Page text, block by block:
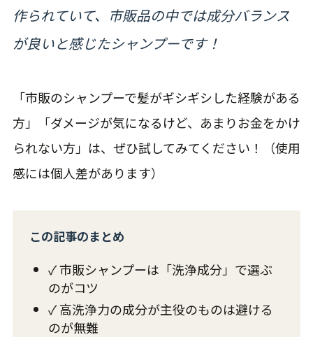
作られていて、市販品の中では成分バランス
が良いと感じたシャンプーです！
「市販のシャンプーで髪がギシギシした経験がある
方」「ダメージが気になるけど、あまりお金をかけ
られない方」は、ぜひ試してみてください！（使用
感には個人差があります）
この記事のまとめ
✓ 市販シャンプーは「洗浄成分」で選ぶ
のがコツ
✓ 高洗浄力の成分が主役のものは避ける
のが無難